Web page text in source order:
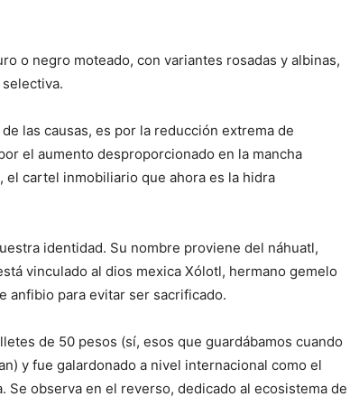
o negro moteado, con variantes rosadas y albinas,
las causas, es por la reducción extrema de
el aumento desproporcionado en la mancha
el cartel inmobiliario que ahora es la hidra
identidad. Su nombre proviene del náhuatl,
vinculado al dios mexica Xólotl, hermano gemelo
anfibio para evitar ser sacrificado.
de 50 pesos (sí, esos que guardábamos cuando
y fue galardonado a nivel internacional como el
Se observa en el reverso, dedicado al ecosistema de